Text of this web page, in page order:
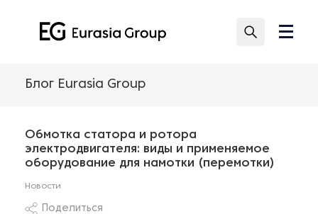
Блог Eurasia Group
Обмотка статора и ротора
электродвигателя: виды и применяемое
оборудование для намотки (перемотки)
Новости
Поделиться